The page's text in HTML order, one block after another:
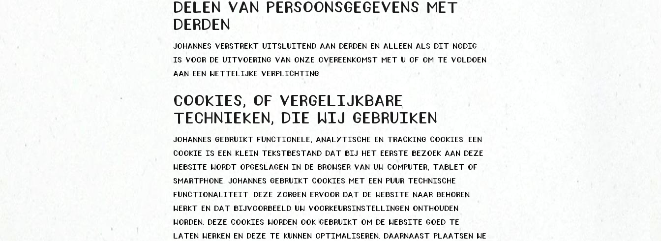
Delen van persoonsgegevens met
derden
Johannes verstrekt uitsluitend aan derden en alleen als dit nodig
is voor de uitvoering van onze overeenkomst met u of om te voldoen
aan een wettelijke verplichting.
Cookies, of vergelijkbare
technieken, die wij gebruiken
Johannes gebruikt functionele, analytische en tracking cookies. Een
cookie is een klein tekstbestand dat bij het eerste bezoek aan deze
website wordt opgeslagen in de browser van uw computer, tablet of
smartphone. Johannes gebruikt cookies met een puur technische
functionaliteit. Deze zorgen ervoor dat de website naar behoren
werkt en dat bijvoorbeeld uw voorkeursinstellingen onthouden
worden. Deze cookies worden ook gebruikt om de website goed te
laten werken en deze te kunnen optimaliseren. Daarnaast plaatsen we